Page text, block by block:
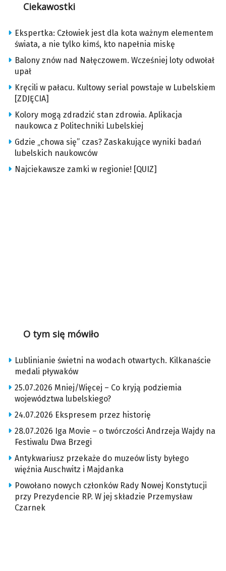
Ciekawostki
Ekspertka: Człowiek jest dla kota ważnym elementem
świata, a nie tylko kimś, kto napełnia miskę
Balony znów nad Nałęczowem. Wcześniej loty odwołał
upał
Kręcili w pałacu. Kultowy serial powstaje w Lubelskiem
[ZDJĘCIA]
Kolory mogą zdradzić stan zdrowia. Aplikacja
naukowca z Politechniki Lubelskiej
Gdzie „chowa się” czas? Zaskakujące wyniki badań
lubelskich naukowców
Najciekawsze zamki w regionie! [QUIZ]
O tym się mówiło
Lublinianie świetni na wodach otwartych. Kilkanaście
medali pływaków
25.07.2026 Mniej/Więcej – Co kryją podziemia
województwa lubelskiego?
24.07.2026 Ekspresem przez historię
28.07.2026 Iga Movie – o twórczości Andrzeja Wajdy na
Festiwalu Dwa Brzegi
Antykwariusz przekaże do muzeów listy byłego
więźnia Auschwitz i Majdanka
Powołano nowych członków Rady Nowej Konstytucji
przy Prezydencie RP. W jej składzie Przemysław
Czarnek